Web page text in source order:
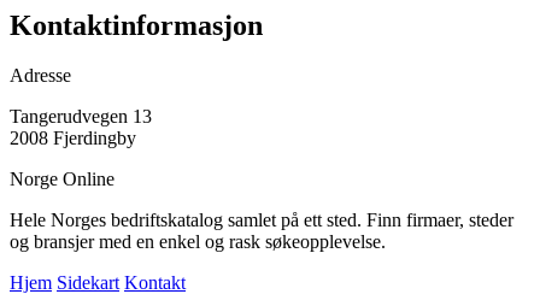
Kontaktinformasjon
Adresse
Tangerudvegen 13
2008 Fjerdingby
Norge Online
Hele Norges bedriftskatalog samlet på ett sted. Finn firmaer, steder
og bransjer med en enkel og rask søkeopplevelse.
Hjem Sidekart Kontakt